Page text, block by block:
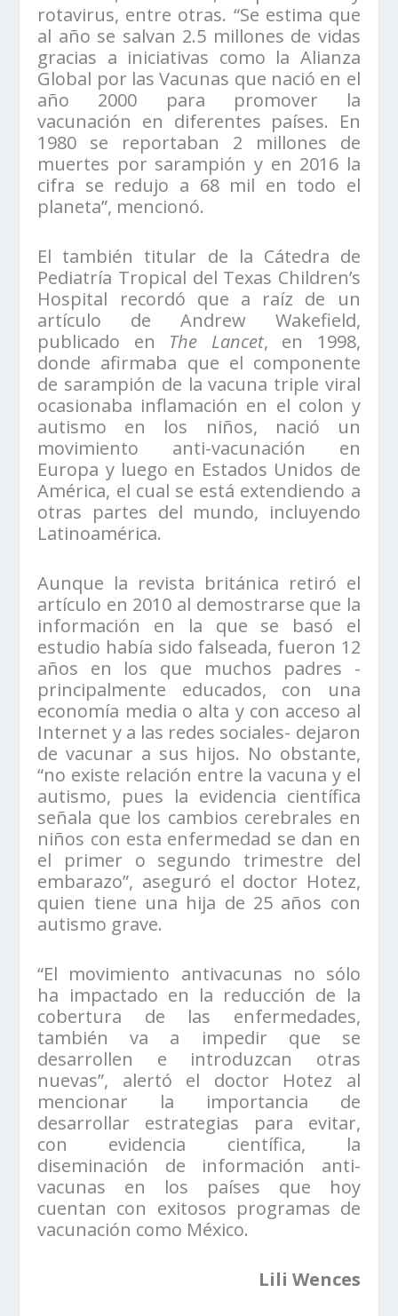
rotavirus, entre otras. “Se estima que
al año se salvan 2.5 millones de vidas
gracias a iniciativas como la Alianza
Global por las Vacunas que nació en el
año 2000 para promover la
vacunación en diferentes países. En
1980 se reportaban 2 millones de
muertes por sarampión y en 2016 la
cifra se redujo a 68 mil en todo el
planeta”, mencionó.
El también titular de la Cátedra de
Pediatría Tropical del Texas Children’s
Hospital recordó que a raíz de un
artículo de Andrew Wakefield,
publicado en The Lancet, en 1998,
donde afirmaba que el componente
de sarampión de la vacuna triple viral
ocasionaba inflamación en el colon y
autismo en los niños, nació un
movimiento anti-vacunación en
Europa y luego en Estados Unidos de
América, el cual se está extendiendo a
otras partes del mundo, incluyendo
Latinoamérica.
Aunque la revista británica retiró el
artículo en 2010 al demostrarse que la
información en la que se basó el
estudio había sido falseada, fueron 12
años en los que muchos padres -
principalmente educados, con una
economía media o alta y con acceso al
Internet y a las redes sociales- dejaron
de vacunar a sus hijos. No obstante,
“no existe relación entre la vacuna y el
autismo, pues la evidencia científica
señala que los cambios cerebrales en
niños con esta enfermedad se dan en
el primer o segundo trimestre del
embarazo”, aseguró el doctor Hotez,
quien tiene una hija de 25 años con
autismo grave.
“El movimiento antivacunas no sólo
ha impactado en la reducción de la
cobertura de las enfermedades,
también va a impedir que se
desarrollen e introduzcan otras
nuevas”, alertó el doctor Hotez al
mencionar la importancia de
desarrollar estrategias para evitar,
con evidencia científica, la
diseminación de información anti-
vacunas en los países que hoy
cuentan con exitosos programas de
vacunación como México.
Lili Wences